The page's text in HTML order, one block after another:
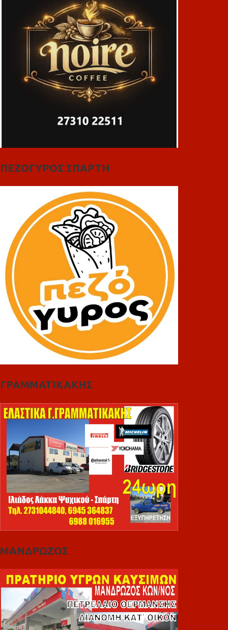
ΠΕΖΟΓΥΡΟΣ ΣΠΑΡΤΗ
ΓΡΑΜΜΑΤΙΚΑΚΗΣ
ΜΑΝΔΡΩΖΟΣ